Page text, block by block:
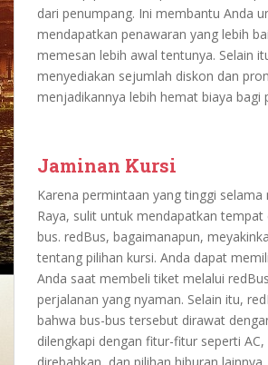
dari penumpang. Ini membantu Anda
mendapatkan penawaran yang lebih
memesan lebih awal tentunya. Selain
menyediakan sejumlah diskon dan
menjadikannya lebih hemat biaya bagi
Jaminan Kursi
Karena permintaan yang tinggi selama
Raya, sulit untuk mendapatkan tempat
bus. redBus, bagaimanapun,
tentang pilihan kursi. Anda dapat
Anda saat membeli tiket melalui
perjalanan yang nyaman. Selain itu,
bahwa bus-bus tersebut dirawat
dilengkapi dengan fitur-fitur seperti
direbahkan, dan pilihan hiburan lainnya.